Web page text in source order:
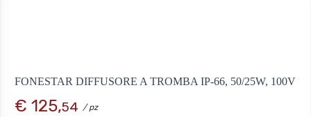
FONESTAR DIFFUSORE A TROMBA IP-66, 50/25W, 100V
€ 125,54 / pz